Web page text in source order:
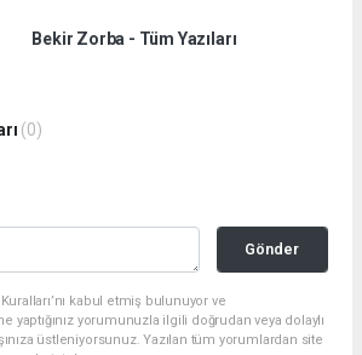
Bekir Zorba - Tüm Yazıları
(0)
Gönder
kabul etmiş bulunuyor ve
yaptığınız yorumunuzla ilgili doğrudan veya dolaylı
üstleniyorsunuz. Yazılan tüm yorumlardan site